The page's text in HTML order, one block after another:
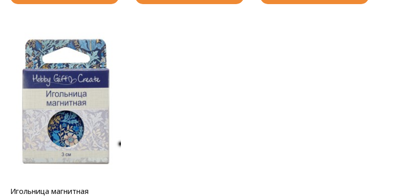
Игольница магнитная